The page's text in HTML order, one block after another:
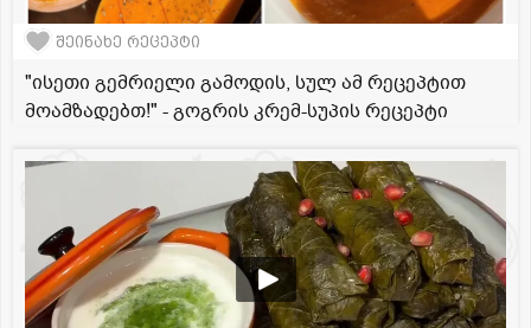
შეინახე რეცეპტი
"ისეთი გემრიელი გამოდის, სულ ამ რეცეპტით
მოამზადებთ!" - გოგრის კრემ-სუპის რეცეპტი